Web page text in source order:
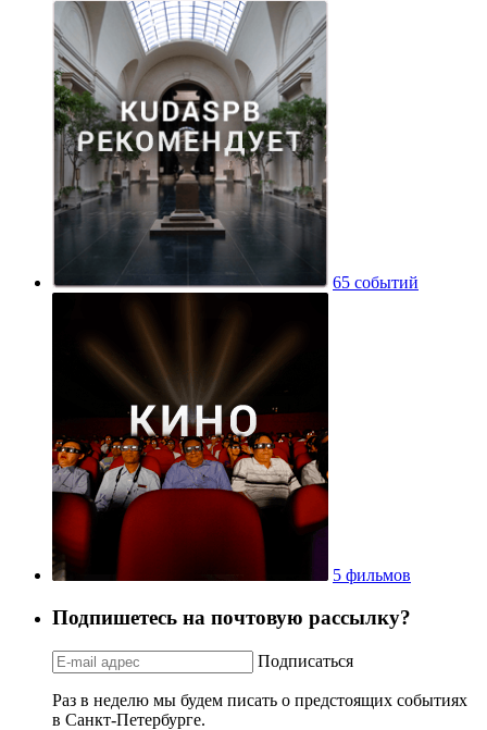
65 событий
5 фильмов
Подпишетесь на почтовую рассылку?
Подписаться
Раз в неделю мы будем писать о предстоящих событиях
в Санкт-Петербурге.